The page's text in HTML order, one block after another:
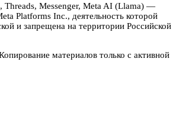
Threads, Messenger, Meta AI (Llama) —
Platforms Inc., деятельность которой
и запрещена на территории Российской
материалов только с активной